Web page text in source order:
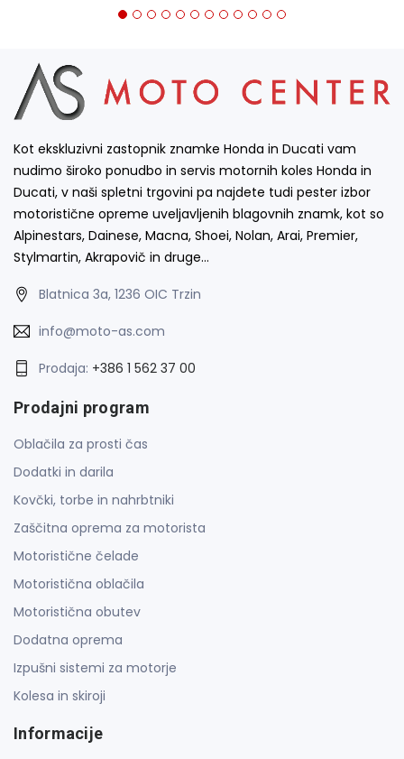
Kot ekskluzivni zastopnik znamke Honda in Ducati vam
nudimo široko ponudbo in servis motornih koles Honda in
Ducati, v naši spletni trgovini pa najdete tudi pester izbor
motoristične opreme uveljavljenih blagovnih znamk, kot so
Alpinestars, Dainese, Macna, Shoei, Nolan, Arai, Premier,
Stylmartin, Akrapovič in druge…
Blatnica 3a, 1236 OIC Trzin
info@moto-as.com
Prodaja: +386 1 562 37 00
Prodajni program
Oblačila za prosti čas
Dodatki in darila
Kovčki, torbe in nahrbtniki
Zaščitna oprema za motorista
Motoristične čelade
Motoristična oblačila
Motoristična obutev
Dodatna oprema
Izpušni sistemi za motorje
Kolesa in skiroji
Informacije